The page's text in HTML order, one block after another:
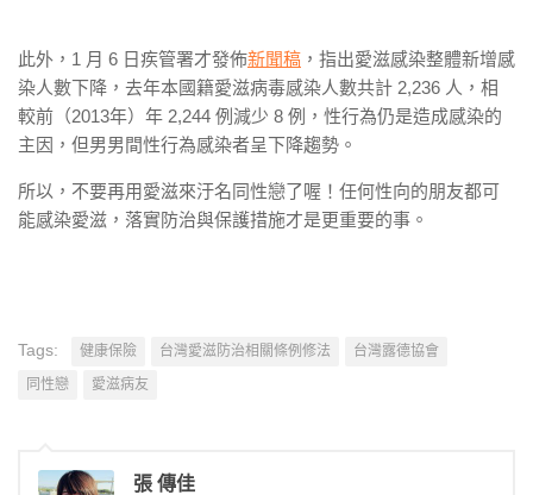
此外，1 月 6 日疾管署才發佈新聞稿 ，指出愛滋感染整體新增感
染人數下降，去年本國籍愛滋病毒感染人數共計 2,236 人，相
較前（2013年）年 2,244 例減少 8 例，性行為仍是造成感染的
主因，但男男間性行為感染者呈下降趨勢。
所以，不要再用愛滋來汙名同性戀了喔！任何性向的朋友都可
能感染愛滋，落實防治與保護措施才是更重要的事。
Tags: 健康保險 台灣愛滋防治相關條例修法
台灣露德協會
同性戀
愛滋病友
張 傳佳